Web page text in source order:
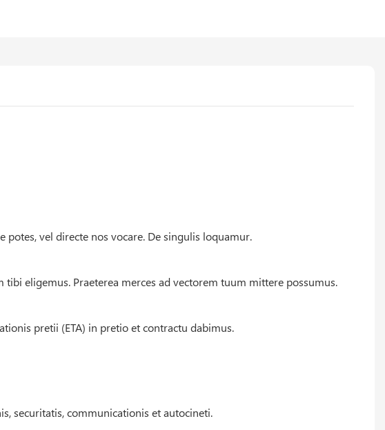
vel directe nos vocare. De singulis loquamur.
tibi eligemus. Praeterea merces ad vectorem tuum mittere possumus.
pretii (ETA) in pretio et contractu dabimus.
securitatis, communicationis et autocineti.